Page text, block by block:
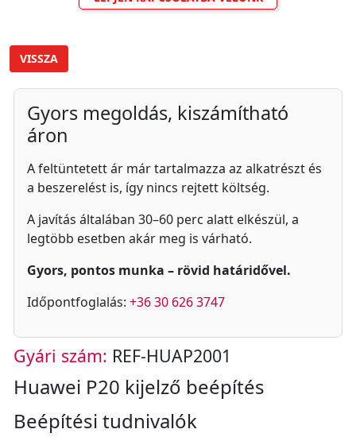
VISSZA
Gyors megoldás, kiszámítható
áron
A feltüntetett ár már tartalmazza az alkatrészt és
a beszerelést is, így nincs rejtett költség.
A javítás általában 30–60 perc alatt elkészül, a
legtöbb esetben akár meg is várható.
Gyors, pontos munka – rövid határidővel.
Időpontfoglalás: +36 30 626 3747
Gyári szám: REF-HUAP2001
Huawei P20 kijelző beépítés
Beépítési tudnivalók